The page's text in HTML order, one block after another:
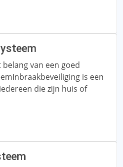
van een goed
is een
die zijn huis of